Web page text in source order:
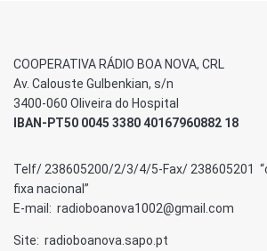
COOPERATIVA RÁDIO BOA NOVA, CRL
Av. Calouste Gulbenkian, s/n
3400-060 Oliveira do Hospital
IBAN-PT50 0045 3380 40167960882 18
Telf/ 238605200/2/3/4/5-Fax/ 238605201
fixa nacional”
E-mail: radioboanova1002@gmail.com
Site: radioboanova.sapo.pt